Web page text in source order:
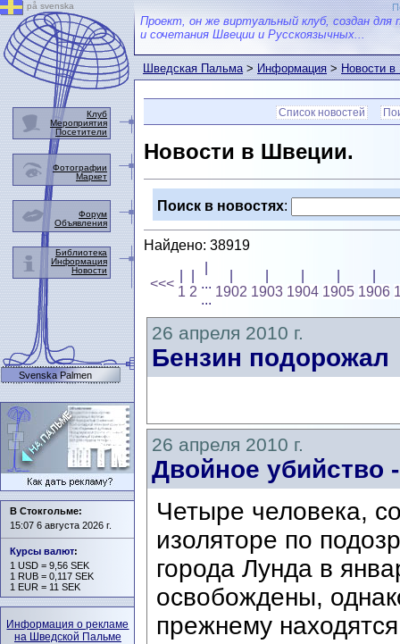
Проект, он же виртуальный клуб, создан для
и сочетания Швеции и Русскоязычных...
Шведская Пальма>Информация>Новости
Список новостей
Новости в Швеции.
Поиск в новостях:
Найдено: 38919
<<<
1 2
...
...
1902 1903 1904 1905 1906
26 апреля 2010 г.
Бензин подорожал
26 апреля 2010 г.
Двойное
Четыре человека,
изоляторе по
города Лунда в
освобождены,
прежнему
på svenska
Клуб
Мероприятия
Посетители
Фотографии
Маркет
Форум
Объявления
Библиотека
Информация
Новости
Svenska Palmen
В Стокгольме:
15:07 6 августа 2026 г.
Курсы валют:
1 USD = 9,56 SEK
1 RUB = 0,117 SEK
1 EUR = 11 SEK
Информация о рекламе
на Шведской Пальме